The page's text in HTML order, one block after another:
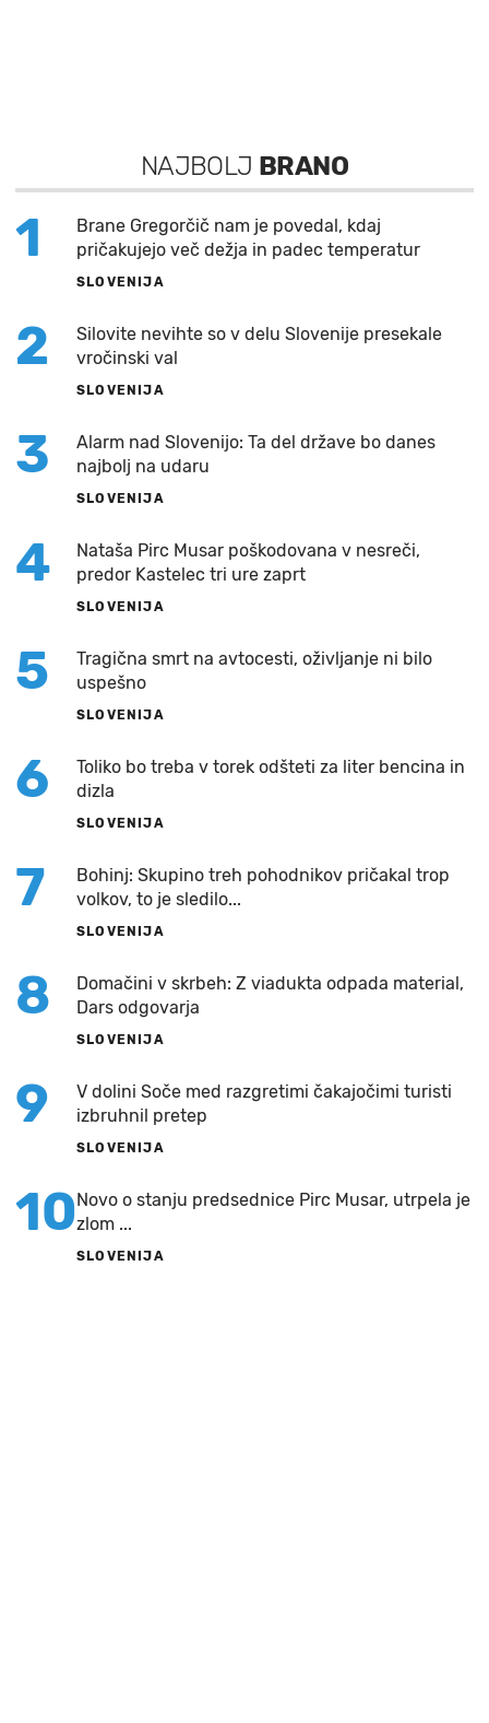
NAJBOLJ BRANO
1
Brane Gregorčič nam je povedal, kdaj
pričakujejo več dežja in padec temperatur
SLOVENIJA
2
Silovite nevihte so v delu Slovenije presekale
vročinski val
SLOVENIJA
3
Alarm nad Slovenijo: Ta del države bo danes
najbolj na udaru
SLOVENIJA
4
Nataša Pirc Musar poškodovana v nesreči,
predor Kastelec tri ure zaprt
SLOVENIJA
5
Tragična smrt na avtocesti, oživljanje ni bilo
uspešno
SLOVENIJA
6
Toliko bo treba v torek odšteti za liter bencina in
dizla
SLOVENIJA
7
Bohinj: Skupino treh pohodnikov pričakal trop
volkov, to je sledilo...
SLOVENIJA
8
Domačini v skrbeh: Z viadukta odpada material,
Dars odgovarja
SLOVENIJA
9
V dolini Soče med razgretimi čakajočimi turisti
izbruhnil pretep
SLOVENIJA
10Novo o stanju predsednice Pirc Musar, utrpela je
zlom ...
SLOVENIJA